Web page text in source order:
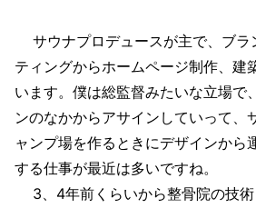
サウナプロデュースが主で、ブラ
ティングからホームページ制作、建
います。僕は総監督みたいな立場で
ンのなかからアサインしていって、
ャンプ場を作るときにデザインから
する仕事が最近は多いですね。
3、4年前くらいから整骨院の技術